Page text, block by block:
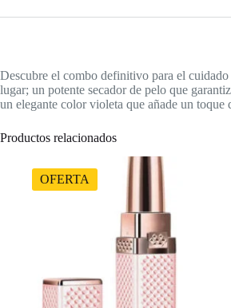
Descubre el combo definitivo para el
lugar; un potente secador de pelo que
un elegante color violeta que añade un toque
Productos relacionados
OFERTA